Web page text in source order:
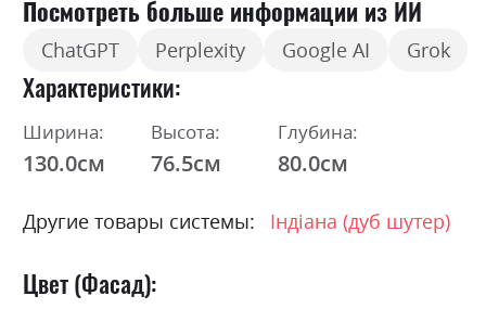
Посмотреть больше информации из ИИ
ChatGPT Perplexity Google AI Grok
Характеристики
Ширина:
130.0см
Высота:
76.5см
Глубина:
80.0см
Другие товары системы: Індіана (дуб шутер)
Цвет (Фасад):